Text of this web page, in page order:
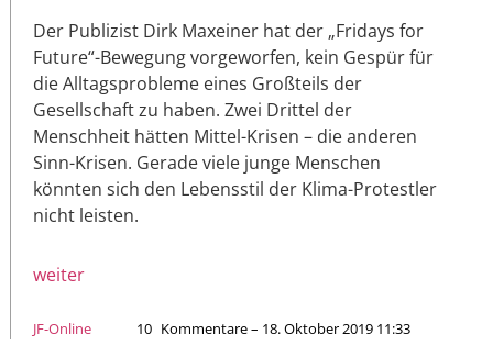
Der Publizist Dirk Maxeiner hat der „Fridays for
Future“-Bewegung vorgeworfen, kein Gespür für
die Alltagsprobleme eines Großteils der
Gesellschaft zu haben. Zwei Drittel der
Menschheit hätten Mittel-Krisen – die anderen
Sinn-Krisen. Gerade viele junge Menschen
könnten sich den Lebensstil der Klima-Protestler
nicht leisten.
weiter
JF-Online 10 Kommentare – 18. Oktober 2019 11:33